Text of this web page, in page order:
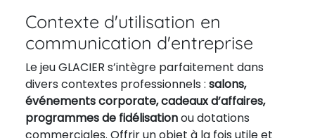
Contexte d'utilisation en
communication d'entreprise
Le jeu GLACIER s’intègre parfaitement dans
divers contextes professionnels : salons,
événements corporate, cadeaux d’affaires,
programmes de fidélisationou dotations